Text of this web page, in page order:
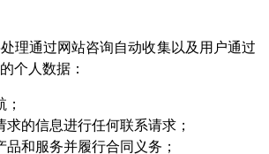
理通过网站咨询自动收集以及用户通过
个人数据：
求的信息进行任何联系请求；
品和服务并履行合同义务；